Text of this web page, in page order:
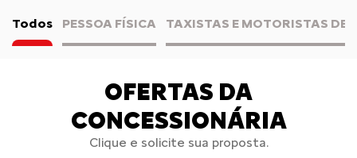
Todos PESSOA FÍSICA TAXISTAS E MOTORISTAS DE
OFERTAS DA
CONCESSIONÁRIA
Clique e solicite sua proposta.